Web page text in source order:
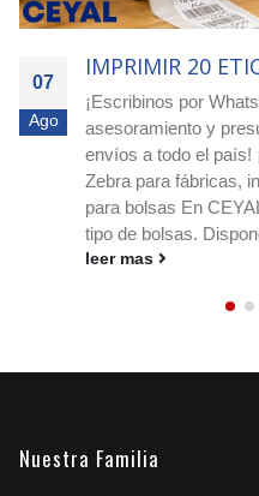
07
Ago
IMPRIMIR 1250
Ordená hoy -
Dietéticas / Fruterías
circulares blancas o
productos! Si buscás
impresas, ¡en Ceyal
negocio!...
leer mas
Nuestra Familia